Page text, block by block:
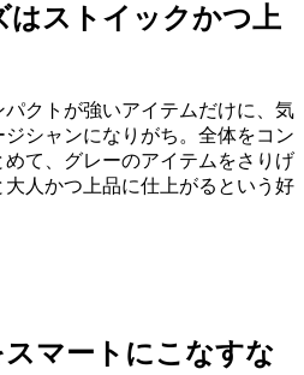
はストイックかつ上
クトが強いアイテムだけに、気
シャンになりがち。全体をコン
て、グレーのアイテムをさりげ
人かつ上品に仕上がるという好
マートにこなすな